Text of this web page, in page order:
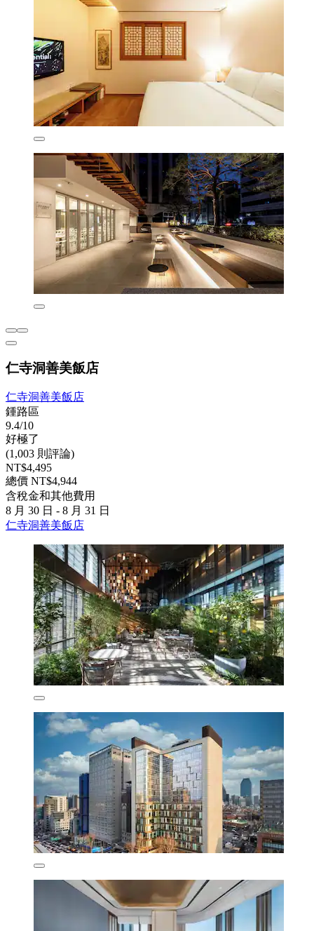
仁寺洞善美飯店
仁寺洞善美飯店
鍾路區
9.4/10
好極了
(1,003 則評論)
NT$4,495
總價 NT$4,944
含稅金和其他費用
8 月 30 日 - 8 月 31 日
仁寺洞善美飯店